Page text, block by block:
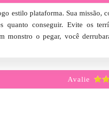
estilo plataforma. Sua missão,
quanto conseguir. Evite os
monstro o pegar, você
Avalie